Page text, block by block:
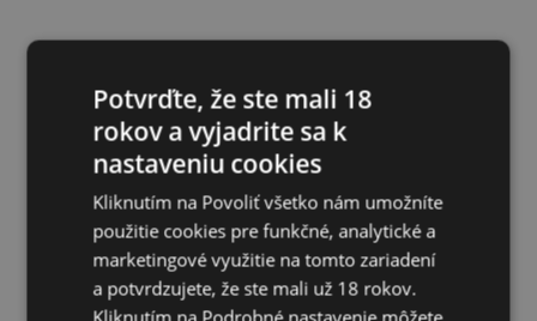
Potvrďte, že ste mali 18
rokov a vyjadrite sa k
nastaveniu cookies
Kliknutím na Povoliť všetko nám umožníte
použitie cookies pre funkčné, analytické a
marketingové využitie na tomto zariadení
a potvrdzujete, že ste mali už 18 rokov.